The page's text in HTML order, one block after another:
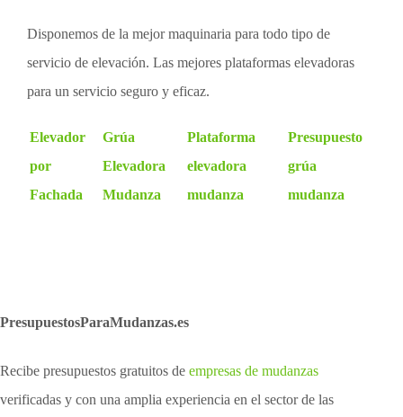
Disponemos de la mejor maquinaria para todo tipo de
servicio de elevación. Las mejores plataformas elevadoras
para un servicio seguro y eficaz.
Elevador
por
Fachada
Grúa
Elevadora
Mudanza
Plataforma
elevadora
mudanza
Presupuesto
grúa
mudanza
PresupuestosParaMudanzas.es
Recibe presupuestos gratuitos de empresas de mudanzas
verificadas y con una amplia experiencia en el sector de las